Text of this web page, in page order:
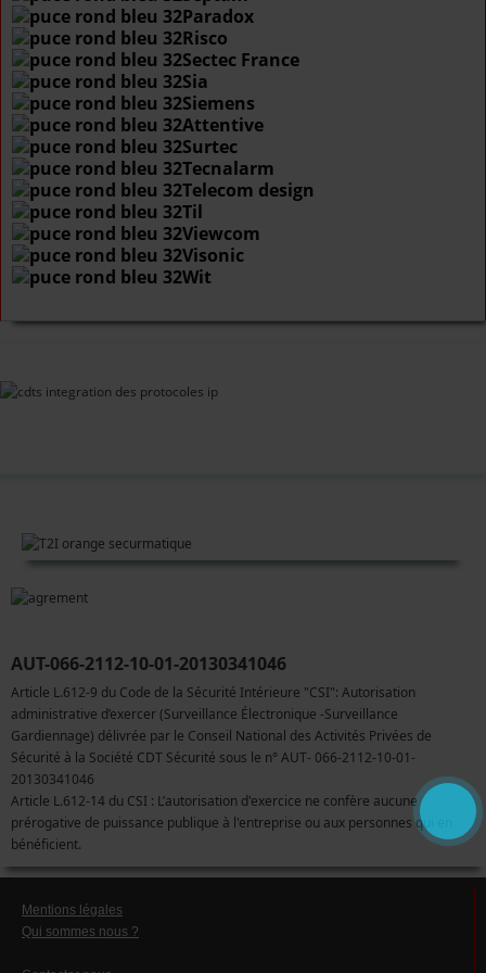
Paradox
Risco
Sectec France
Sia
Siemens
Attentive
Surtec
Tecnalarm
Telecom design
Til
Viewcom
Visonic
Wit
AUT-066-2112-10-01-20130341046
Article L.612-9 du Code de la Sécurité Intérieure "CSI": Autorisation
administrative d’exercer (Surveillance Électronique -Surveillance
Gardiennage) délivrée par le Conseil National des Activités Privées de
Sécurité à la Société CDT Sécurité sous le n° AUT- 066-2112-10-01-
20130341046
Article L.612-14 du CSI : L’autorisation d'exercice ne confère aucune
prérogative de puissance publique à l'entreprise ou aux personnes qui en
bénéficient.
Mentions légales
Qui sommes nous ?